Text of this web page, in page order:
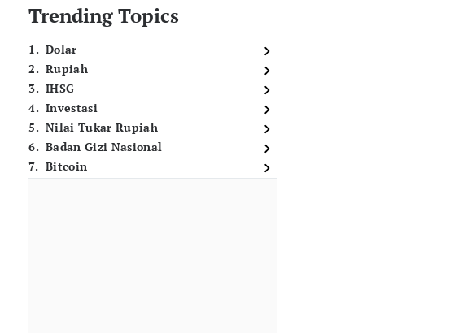
Trending Topics
1. Dolar
2. Rupiah
3. IHSG
4. Investasi
5. Nilai Tukar Rupiah
6. Badan Gizi Nasional
7. Bitcoin